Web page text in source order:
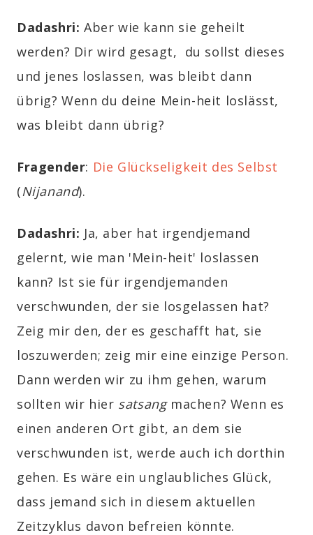
Dadashri: Aber wie kann sie geheilt
werden? Dir wird gesagt, du sollst dieses
und jenes loslassen, was bleibt dann
übrig? Wenn du deine Mein-heit loslässt,
was bleibt dann übrig?
Fragender: Die Glückseligkeit des Selbst
(Nijanand).
Dadashri: Ja, aber hat irgendjemand
gelernt, wie man 'Mein-heit' loslassen
kann? Ist sie für irgendjemanden
verschwunden, der sie losgelassen hat?
Zeig mir den, der es geschafft hat, sie
loszuwerden; zeig mir eine einzige Person.
Dann werden wir zu ihm gehen, warum
sollten wir hier satsangmachen? Wenn es
einen anderen Ort gibt, an dem sie
verschwunden ist, werde auch ich dorthin
gehen. Es wäre ein unglaubliches Glück,
dass jemand sich in diesem aktuellen
Zeitzyklus davon befreien könnte.